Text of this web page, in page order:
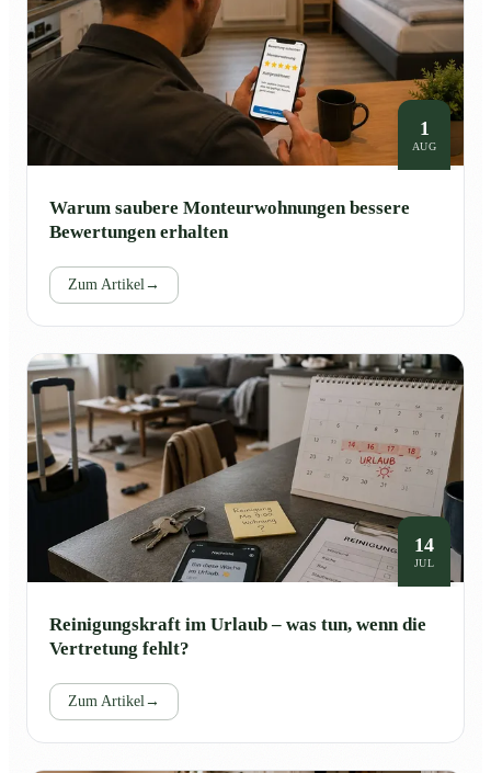
1
AUG
Warum saubere Monteurwohnungen bessere
Bewertungen erhalten
Zum Artikel→
14
JUL
Reinigungskraft im Urlaub – was tun, wenn die
Vertretung fehlt?
Zum Artikel→